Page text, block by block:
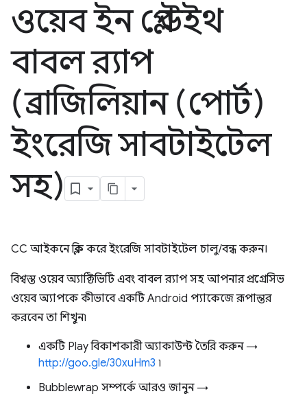
ওয়েব ইন প্লে উইথ
বাবল র‍্যাপ
(ব্রাজিলিয়ান (পোর্ট)
ইংরেজি সাবটাইটেল
সহ)
CC আইকনে ক্লিক করে ইংরেজি সাবটাইটেল চালু/বন্ধ করুন।
বিশ্বস্ত ওয়েব অ্যাক্টিভিটি এবং বাবল র‍্যাপ সহ আপনার প্রগ্রেসিভ
ওয়েব অ্যাপকে কীভাবে একটি Android প্যাকেজে রূপান্তর
করবেন তা শিখুন৷
একটি Play বিকাশকারী অ্যাকাউন্ট তৈরি করুন →
http://goo.gle/30xuHm3 ৷
Bubblewrap সম্পর্কে আরও জানুন →